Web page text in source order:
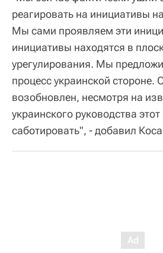
реагировать на инициативы
Мы сами проявляем эти
инициативы находятся в
урегулирования. Мы
процесс украинской стороне.
возобновлен, несмотря на
украинского руководства
саботировать", - добавил